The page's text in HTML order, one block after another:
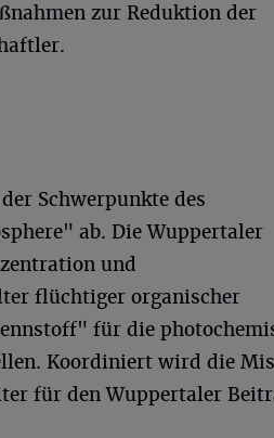
zur Reduktion der
Schwerpunkte des
ab. Die Wuppertaler
und
flüchtiger organischer
für die
Koordiniert wird die
für den Wuppertaler